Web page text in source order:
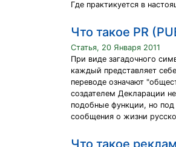
Где практикуется в
Что такое PR
Статья, 20 Января 2011
При виде загадочного
каждый представляет
переводе означают
создателем Декларации
подобные функции, но под
сообщения о жизни
Что такое